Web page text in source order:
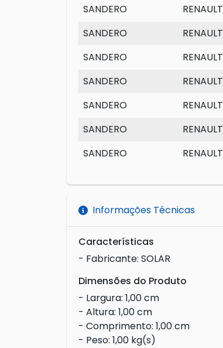
SANDERO
RENAULT
SANDERO
RENAULT
SANDERO
RENAULT
SANDERO
RENAULT
SANDERO
RENAULT
SANDERO
RENAULT
SANDERO
RENAULT
Informações Técnicas
Características
- Fabricante: SOLAR
Dimensões do Produto
- Largura: 1,00 cm
- Altura: 1,00 cm
- Comprimento: 1,00 cm
- Peso: 1,00 kg(s)